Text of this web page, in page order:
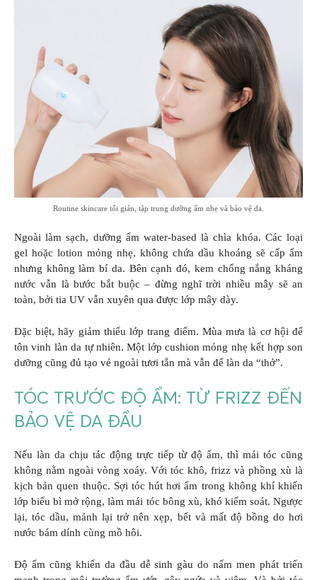
Routine skincare tối giản, tập trung dưỡng ẩm nhẹ và bảo vệ da.
Ngoài làm sạch, dưỡng ẩm water-based là chìa khóa. Các loại
gel hoặc lotion mỏng nhẹ, không chứa dầu khoáng sẽ cấp ẩm
nhưng không làm bí da. Bên cạnh đó, kem chống nắng kháng
nước vẫn là bước bắt buộc – đừng nghĩ trời nhiều mây sẽ an
toàn, bởi tia UV vẫn xuyên qua được lớp mây dày.
Đặc biệt, hãy giảm thiểu lớp trang điểm. Mùa mưa là cơ hội để
tôn vinh làn da tự nhiên. Một lớp cushion mỏng nhẹ kết hợp son
dưỡng cũng đủ tạo vẻ ngoài tươi tắn mà vẫn để làn da “thở”.
TÓC TRƯỚC ĐỘ ẨM: TỪ FRIZZ ĐẾN
BẢO VỆ DA ĐẦU
Nếu làn da chịu tác động trực tiếp từ độ ẩm, thì mái tóc cũng
không nằm ngoài vòng xoáy. Với tóc khô, frizz và phồng xù là
kịch bản quen thuộc. Sợi tóc hút hơi ẩm trong không khí khiến
lớp biểu bì mở rộng, làm mái tóc bông xù, khó kiểm soát. Ngược
lại, tóc dầu, mảnh lại trở nên xẹp, bết và mất độ bồng do hơi
nước bám dính cùng mồ hôi.
Độ ẩm cũng khiến da đầu dễ sinh gàu do nấm men phát triển